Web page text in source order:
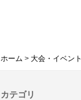
ホーム > 大会・イベント
カテゴリ